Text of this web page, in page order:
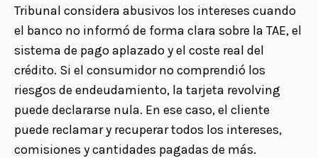
Tribunal considera abusivos los intereses cuando
el banco no informó de forma clara sobre la TAE, el
sistema de pago aplazado y el coste real del
crédito. Si el consumidor no comprendió los
riesgos de endeudamiento, la tarjeta revolving
puede declararse nula. En ese caso, el cliente
puede reclamar y recuperar todos los intereses,
comisiones y cantidades pagadas de más.